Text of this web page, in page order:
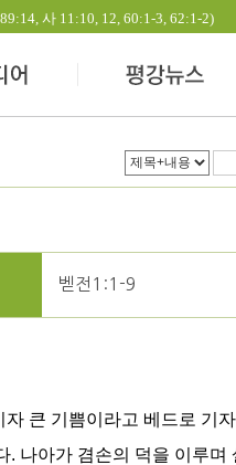
사 11:10, 12, 60:1-3, 62:1-2)
벧전1:1-9
큰 기쁨이라고 베드로 기
. 나아가 겸손의 덕을 이루